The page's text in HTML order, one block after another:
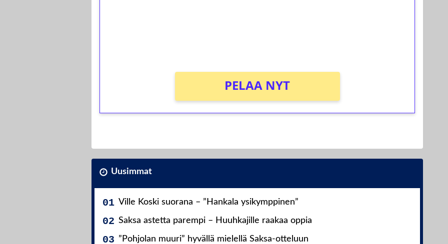
PELAA NYT
Uusimmat
Ville Koski suorana – ”Hankala ysikymppinen”
Saksa astetta parempi – Huuhkajille raakaa oppia
”Pohjolan muuri” hyvällä mielellä Saksa-otteluun